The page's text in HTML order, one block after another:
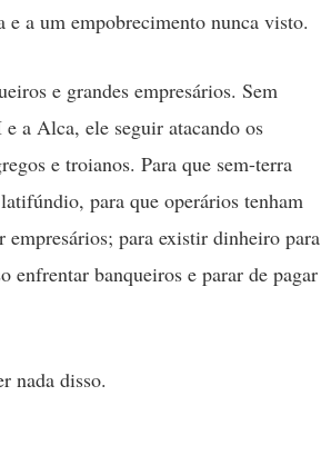
a um empobrecimento nunca visto.
e grandes empresários. Sem
a Alca, ele seguir atacando os
e troianos. Para que sem-terra
para que operários tenham
para existir dinheiro para
enfrentar banqueiros e parar de pagar
nada disso.